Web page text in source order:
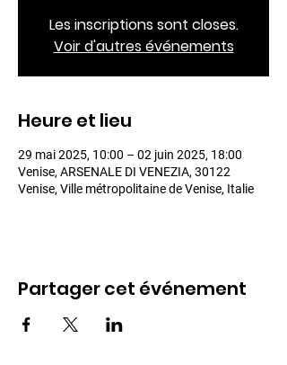
Les inscriptions sont closes.
Voir d'autres événements
Heure et lieu
29 mai 2025, 10:00 – 02 juin 2025, 18:00
Venise, ARSENALE DI VENEZIA, 30122
Venise, Ville métropolitaine de Venise, Italie
Partager cet événement